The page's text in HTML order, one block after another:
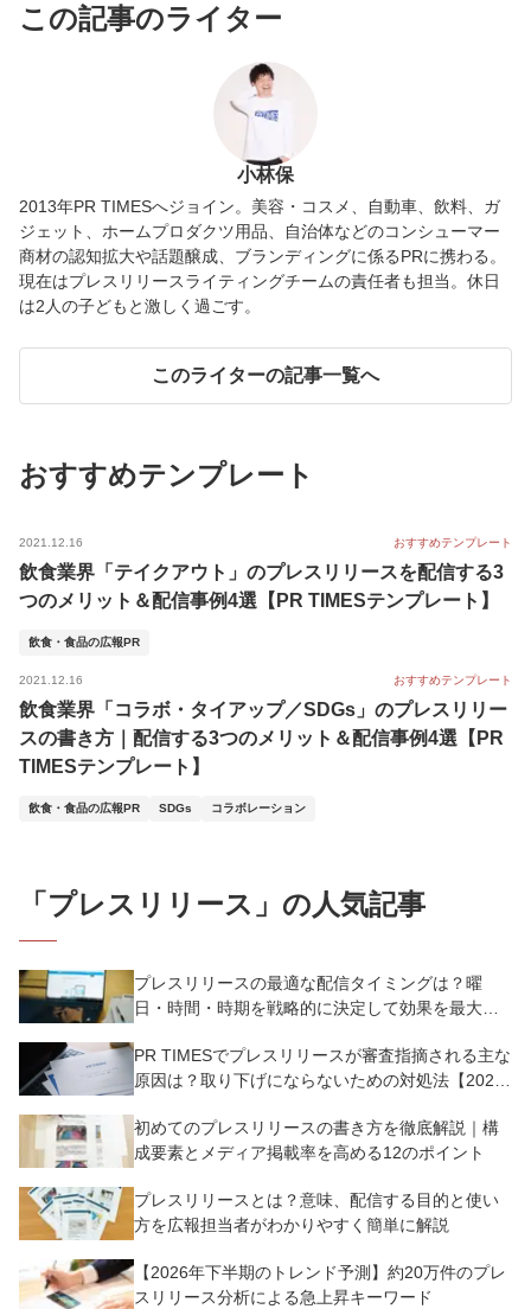
この記事のライター
小林保
2013年PR TIMESへジョイン。美容・コスメ、自動車、飲料、ガ
ジェット、ホームプロダクツ用品、自治体などのコンシューマー
商材の認知拡大や話題醸成、ブランディングに係るPRに携わる。
現在はプレスリリースライティングチームの責任者も担当。休日
は2人の子どもと激しく過ごす。
このライターの記事一覧へ
おすすめテンプレート
2021.12.16 おすすめテンプレート
飲食業界「テイクアウト」のプレスリリースを配信する3
つのメリット＆配信事例4選【PR TIMESテンプレート】
飲食・食品の広報PR
2021.12.16 おすすめテンプレート
飲食業界「コラボ・タイアップ／SDGs」のプレスリリー
スの書き方｜配信する3つのメリット＆配信事例4選【PR
TIMESテンプレート】
飲食・食品の広報PR SDGs コラボレーション
「 プレスリリース 」の人気記事
プレスリリースの最適な配信タイミングは？曜
日・時間・時期を戦略的に決定して効果を最大化
PR TIMESでプレスリリースが審査指摘される主な
原因は？取り下げにならないための対処法【2025
初めてのプレスリリースの書き方を徹底解説｜構
成要素とメディア掲載率を高める12のポイント
プレスリリースとは？意味、配信する目的と使い
方を広報担当者がわかりやすく簡単に解説
【2026年下半期のトレンド予測】約20万件のプレ
スリリース分析による急上昇キーワード